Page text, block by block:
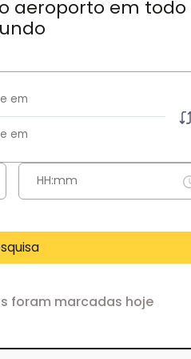
aeroporto em todo
foram marcadas hoje